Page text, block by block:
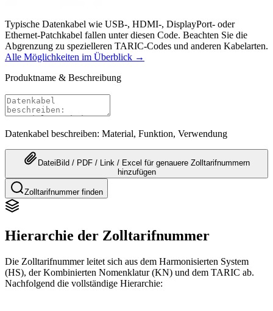
Typische Datenkabel wie USB-, HDMI-, DisplayPort- oder
Ethernet-Patchkabel fallen unter diesen Code. Beachten Sie die
Abgrenzung zu spezielleren TARIC-Codes und anderen Kabelarten.
Alle Möglichkeiten im Überblick →
Produktname & Beschreibung
Datenkabel beschreiben: Material, Funktion, Verwendung
Datei Bild / PDF / Link / Excel für genauere Zolltarifnummern
hinzufügen
Zolltarifnummer finden
Hierarchie der Zolltarifnummer
Die Zolltarifnummer leitet sich aus dem Harmonisierten System
(HS), der Kombinierten Nomenklatur (KN) und dem TARIC ab.
Nachfolgend die vollständige Hierarchie: